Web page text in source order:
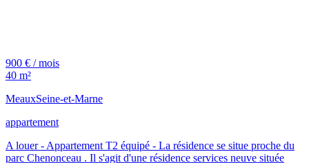
900 € / mois
40 m²
MeauxSeine-et-Marne
appartement
A louer - Appartement T2 équipé - La résidence se situe proche du
parc Chenonceau . Il s'agit d'une résidence services neuve située